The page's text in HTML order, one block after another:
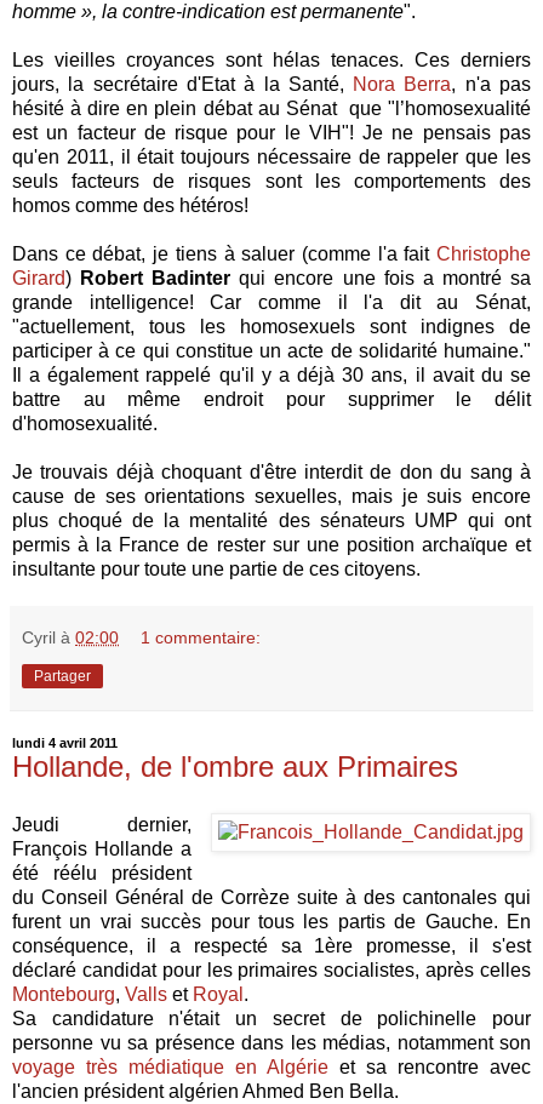
homme », la contre-indication est permanente".
Les vieilles croyances sont hélas tenaces. Ces derniers
jours, la secrétaire d'Etat à la Santé, Nora Berra, n'a pas
hésité à dire en plein débat au Sénat que "l’homosexualité
est un facteur de risque pour le VIH"! Je ne pensais pas
qu'en 2011, il était toujours nécessaire de rappeler que les
seuls facteurs de risques sont les comportements des
homos comme des hétéros!
Dans ce débat, je tiens à saluer (comme l'a fait Christophe
Girard) Robert Badinter qui encore une fois a montré sa
grande intelligence! Car comme il l'a dit au Sénat,
"actuellement, tous les homosexuels sont indignes de
participer à ce qui constitue un acte de solidarité humaine."
Il a également rappelé qu'il y a déjà 30 ans, il avait du se
battre au même endroit pour supprimer le délit
d'homosexualité.
Je trouvais déjà choquant d'être interdit de don du sang à
cause de ses orientations sexuelles, mais je suis encore
plus choqué de la mentalité des sénateurs UMP qui ont
permis à la France de rester sur une position archaïque et
insultante pour toute une partie de ces citoyens.
Cyril à 02:00 1 commentaire:
Partager
lundi 4 avril 2011
Hollande, de l'ombre aux Primaires
Jeudi dernier,
François Hollande a
été réélu président
du Conseil Général de Corrèze suite à des cantonales qui
furent un vrai succès pour tous les partis de Gauche. En
conséquence, il a respecté sa 1ère promesse, il s'est
déclaré candidat pour les primaires socialistes, après celles
Montebourg, Valls et Royal .
Sa candidature n'était un secret de polichinelle pour
personne vu sa présence dans les médias, notamment son
voyage très médiatique en Algérie et sa rencontre avec
l'ancien président algérien Ahmed Ben Bella.